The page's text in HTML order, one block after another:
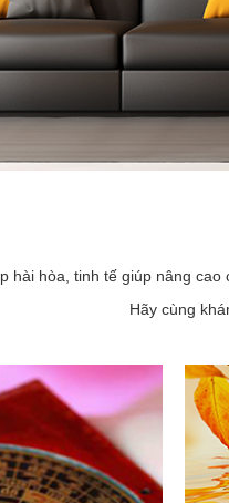
hài hòa, tinh tế giúp nâng
Hãy cùng